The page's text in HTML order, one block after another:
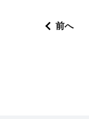
前へ